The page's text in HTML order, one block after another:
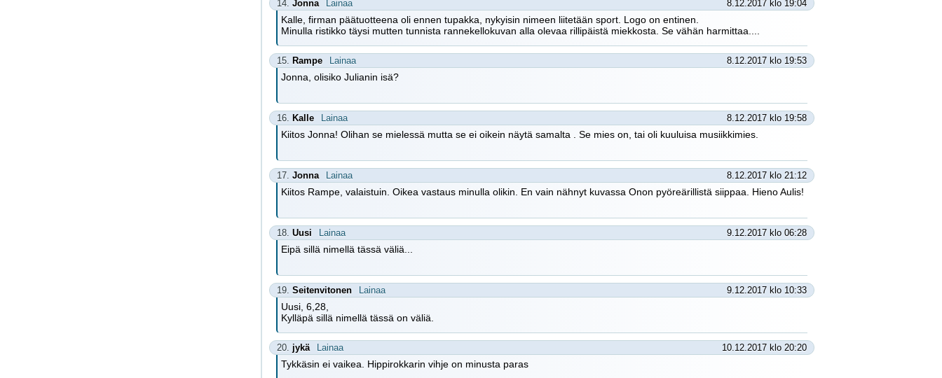
14. Jonna Lainaa 8.12.2017 klo 19:04
Kalle, firman päätuotteena oli ennen tupakka, nykyisin nimeen liitetään sport. Logo on entinen.
Minulla ristikko täysi mutten tunnista rannekellokuvan alla olevaa rillipäistä miekkosta. Se vähän harmittaa....
15. Rampe Lainaa 8.12.2017 klo 19:53
Jonna, olisiko Julianin isä?
16. Kalle Lainaa 8.12.2017 klo 19:58
Kiitos Jonna! Olihan se mielessä mutta se ei oikein näytä samalta . Se mies on, tai oli kuuluisa musiikkimies.
17. Jonna Lainaa 8.12.2017 klo 21:12
Kiitos Rampe, valaistuin. Oikea vastaus minulla olikin. En vain nähnyt kuvassa Onon pyöreärillistä siippaa. Hieno Aulis!
18. Uusi Lainaa 9.12.2017 klo 06:28
Eipä sillä nimellä tässä väliä...
19. Seitenvitonen Lainaa 9.12.2017 klo 10:33
Uusi, 6,28,
Kylläpä sillä nimellä tässä on väliä.
20. jykä Lainaa 10.12.2017 klo 20:20
Tykkäsin ei vaikea. Hippirokkarin vihje on minusta paras